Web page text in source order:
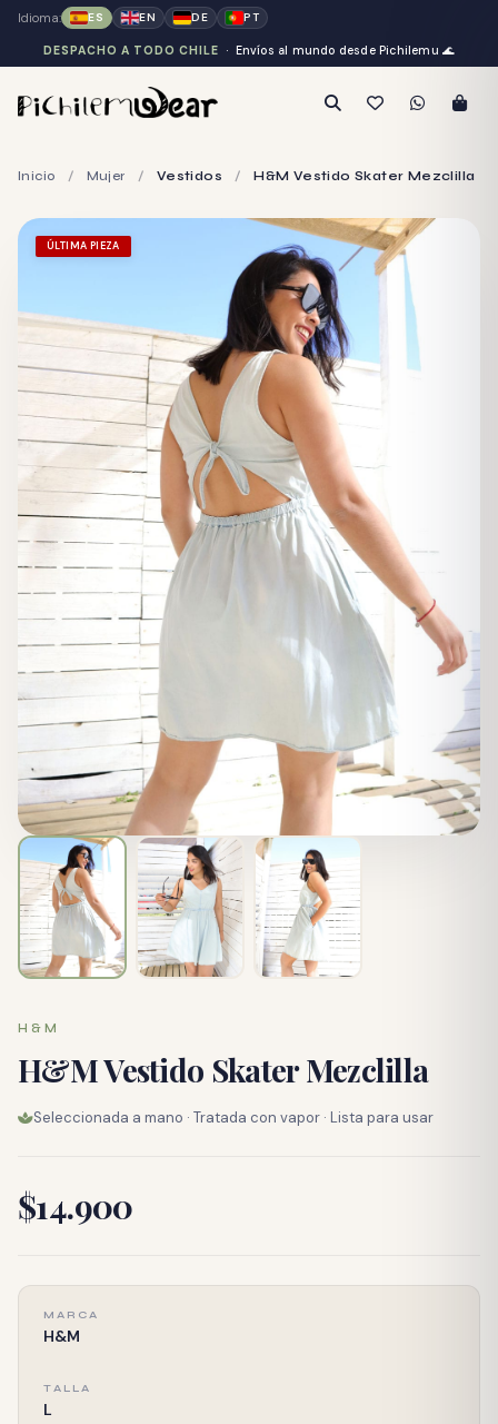
Idioma: ES EN DE PT
DESPACHO A TODO CHILE · Envíos al mundo desde Pichilemu🌊
Inicio / Mujer / Vestidos / H&M Vestido Skater Mezclilla
ÚLTIMA PIEZA
H&M
H&M Vestido Skater Mezclilla
Seleccionada a mano · Tratada con vapor · Lista para usar
$14.900
MARCA
H&M
TALLA
L